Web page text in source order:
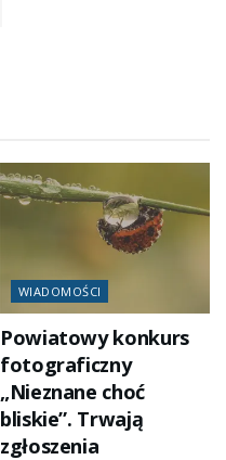
WIADOMOŚCI
Powiatowy konkurs
fotograficzny
„Nieznane choć
bliskie”. Trwają
zgłoszenia